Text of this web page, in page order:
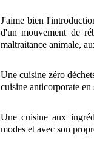
J'aime bien
d'un mouvement de
maltraitance animale,
Une cuisine zéro
cuisine anticorporate en
Une cuisine aux
modes et avec son